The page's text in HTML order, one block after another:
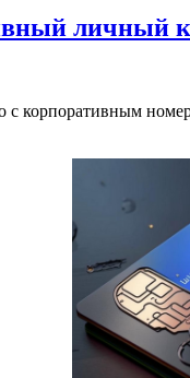
личный
корпоративным